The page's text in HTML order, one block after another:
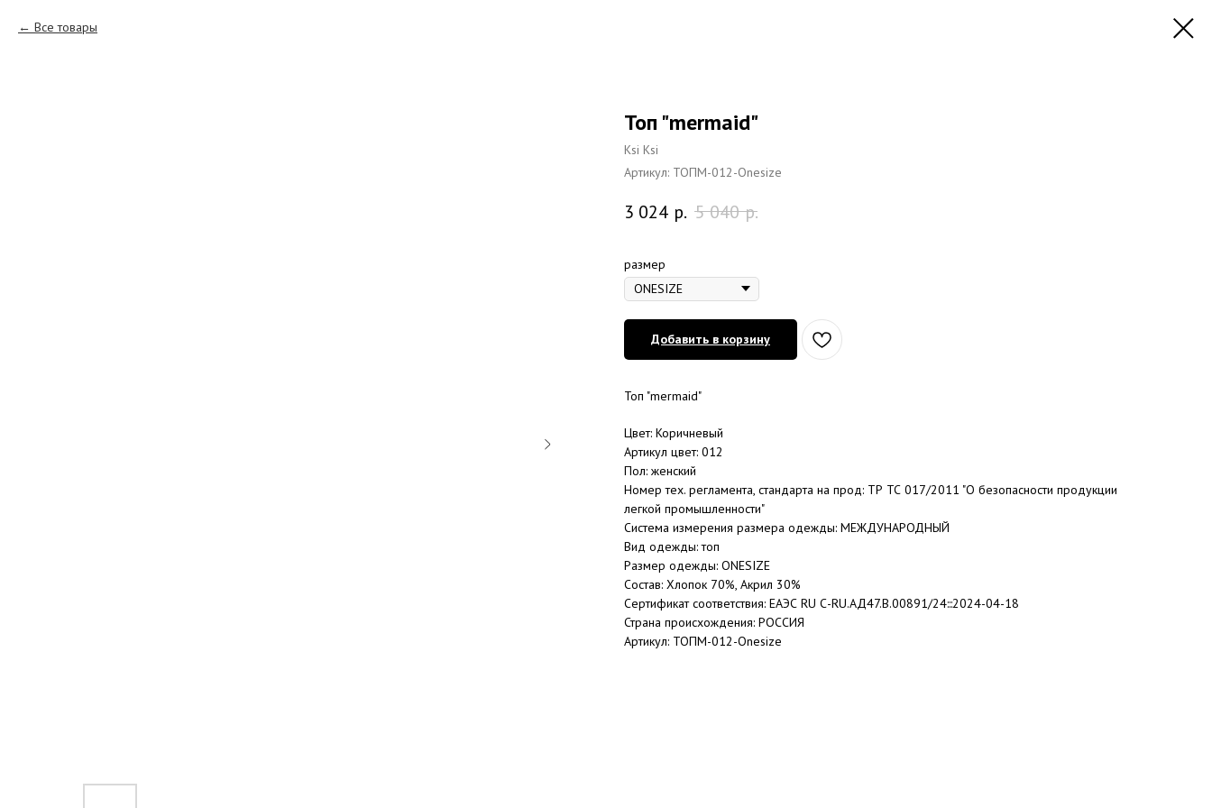
Все товары
Топ "mermaid"
Ksi Ksi
Артикул: ТОПМ-012-Onesize
3 024 р. 5 040 р.
размер
Добавить в корзину
Топ "mermaid"
Цвет: Коричневый
Артикул цвет: 012
Пол: женский
Номер тех. регламента, стандарта на прод: ТР ТС 017/2011 "О безопасности продукции
легкой промышленности"
Система измерения размера одежды: МЕЖДУНАРОДНЫЙ
Вид одежды: топ
Размер одежды: ONESIZE
Состав: Хлопок 70%, Акрил 30%
Сертификат соответствия: ЕАЭС RU С-RU.АД47.В.00891/24:::2024-04-18
Страна происхождения: РОССИЯ
Артикул: ТОПМ-012-Onesize